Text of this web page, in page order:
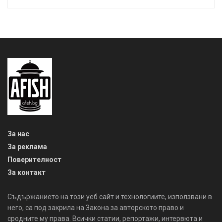
За нас
За реклама
Поверителност
За контакт
Съдържанието на този уеб сайт и технологиите, използвани в
него, са под закрила на Закона за авторското право и
сродните му права. Всички статии, репортажи, интервюта и